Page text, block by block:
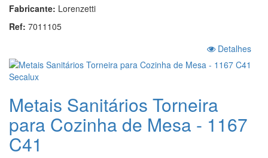
Fabricante: Lorenzetti
Ref: 7011105
Detalhes
Metais Sanitários Torneira
para Cozinha de Mesa - 1167
C41